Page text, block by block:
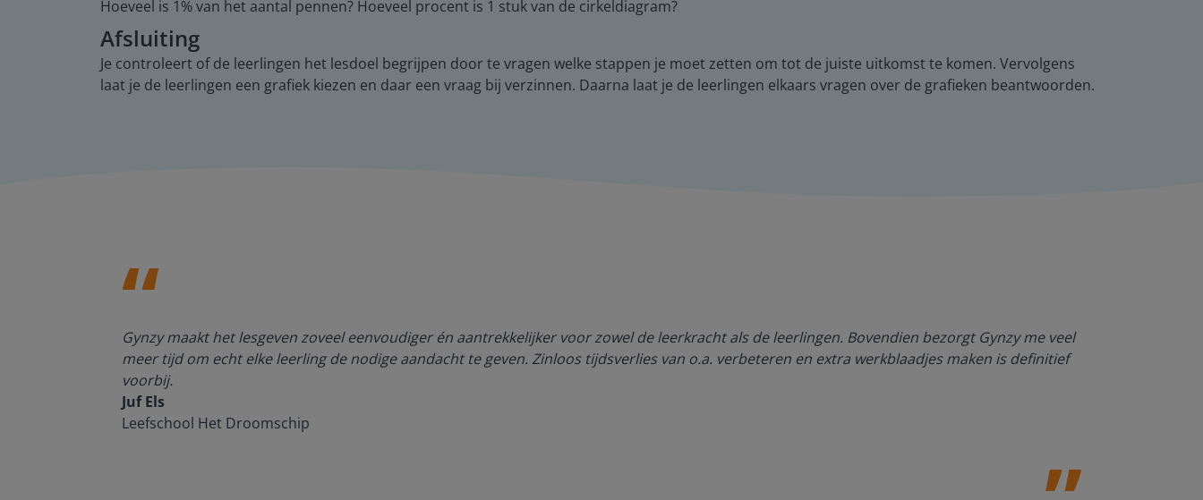
Hoeveel is 1% van het aantal pennen? Hoeveel procent is 1 stuk van de cirkeldiagram?
Afsluiting
Je controleert of de leerlingen het lesdoel begrijpen door te vragen welke stappen je moet zetten om tot de juiste uitkomst te komen. Vervolgens
laat je de leerlingen een grafiek kiezen en daar een vraag bij verzinnen. Daarna laat je de leerlingen elkaars vragen over de grafieken beantwoorden.
Gynzy maakt het lesgeven zoveel eenvoudiger én aantrekkelijker voor zowel de leerkracht als de leerlingen. Bovendien bezorgt Gynzy me veel
meer tijd om echt elke leerling de nodige aandacht te geven. Zinloos tijdsverlies van o.a. verbeteren en extra werkblaadjes maken is definitief
voorbij.
Juf Els
Leefschool Het Droomschip